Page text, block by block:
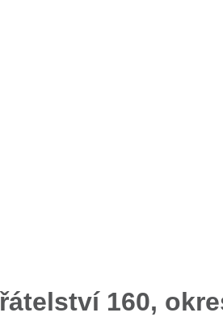
160,